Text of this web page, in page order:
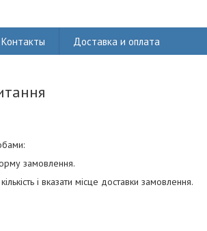
Контакты Доставка и оплата
замовлення.
і вказати місце доставки замовлення.